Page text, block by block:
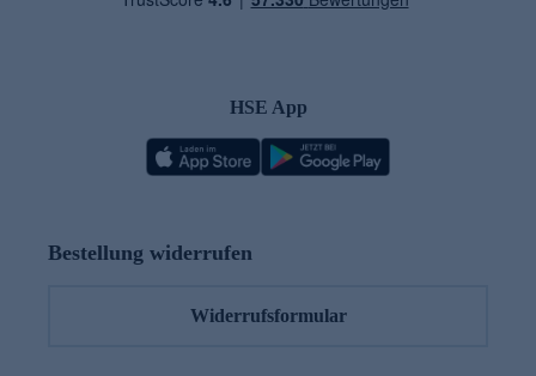
HSE App
Bestellung widerrufen
Widerrufsformular